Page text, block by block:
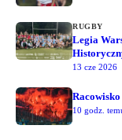
RUGBY
Legia
13 cze 2026
10 godz.